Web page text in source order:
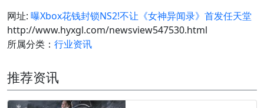
网址: 曝Xbox花钱封锁NS2!不让《女神异闻录》首发任天堂
http://www.hyxgl.com/newsview547530.html
所属分类： 行业资讯
推荐资讯